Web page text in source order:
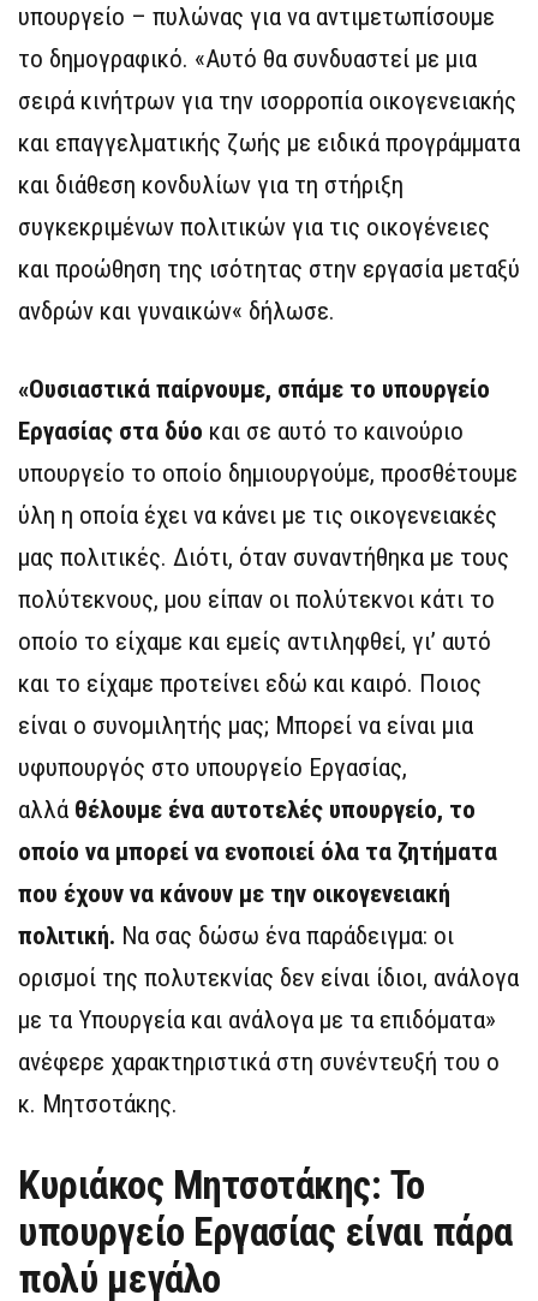
υπουργείο – πυλώνας για να αντιμετωπίσουμε
το δημογραφικό. «Αυτό θα συνδυαστεί με μια
σειρά κινήτρων για την ισορροπία οικογενειακής
και επαγγελματικής ζωής με ειδικά προγράμματα
και διάθεση κονδυλίων για τη στήριξη
συγκεκριμένων πολιτικών για τις οικογένειες
και προώθηση της ισότητας στην εργασία μεταξύ
ανδρών και γυναικών« δήλωσε.
«Ουσιαστικά παίρνουμε, σπάμε το υπουργείο
Εργασίας στα δύο και σε αυτό το καινούριο
υπουργείο το οποίο δημιουργούμε, προσθέτουμε
ύλη η οποία έχει να κάνει με τις οικογενειακές
μας πολιτικές. Διότι, όταν συναντήθηκα με τους
πολύτεκνους, μου είπαν οι πολύτεκνοι κάτι το
οποίο το είχαμε και εμείς αντιληφθεί, γι’ αυτό
και το είχαμε προτείνει εδώ και καιρό. Ποιος
είναι ο συνομιλητής μας; Μπορεί να είναι μια
υφυπουργός στο υπουργείο Εργασίας,
αλλά θέλουμε ένα αυτοτελές υπουργείο, το
οποίο να μπορεί να ενοποιεί όλα τα ζητήματα
που έχουν να κάνουν με την οικογενειακή
πολιτική. Να σας δώσω ένα παράδειγμα: οι
ορισμοί της πολυτεκνίας δεν είναι ίδιοι, ανάλογα
με τα Υπουργεία και ανάλογα με τα επιδόματα»
ανέφερε χαρακτηριστικά στη συνέντευξή του ο
κ. Μητσοτάκης.
Κυριάκος Μητσοτάκης: Το
υπουργείο Εργασίας είναι πάρα
πολύ μεγάλο